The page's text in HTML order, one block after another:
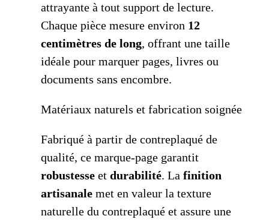
attrayante à tout support de lecture.
Chaque pièce mesure environ 12
centimètres de long, offrant une taille
idéale pour marquer pages, livres ou
documents sans encombre.
Matériaux naturels et fabrication soignée
Fabriqué à partir de contreplaqué de
qualité, ce marque-page garantit
robustesse et durabilité. La finition
artisanale met en valeur la texture
naturelle du contreplaqué et assure une